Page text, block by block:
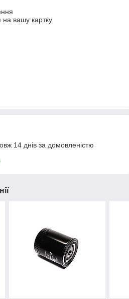
на вашу картку
14 днів за домовленістю